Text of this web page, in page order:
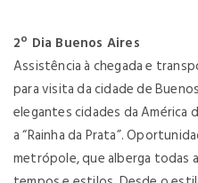
2º Dia Buenos Aires
Assistência à chegada e
para visita da cidade de
elegantes cidades da América
a “Rainha da Prata”.
metrópole, que alberga todas